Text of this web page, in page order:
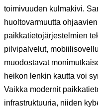
toimivuuden kulmakivi.
huoltovarmuutta
paikkatietojärjestelmien
pilvipalvelut,
muodostavat
heikon lenkin kautta voi
Vaikka modernit
infrastruktuuria, niiden